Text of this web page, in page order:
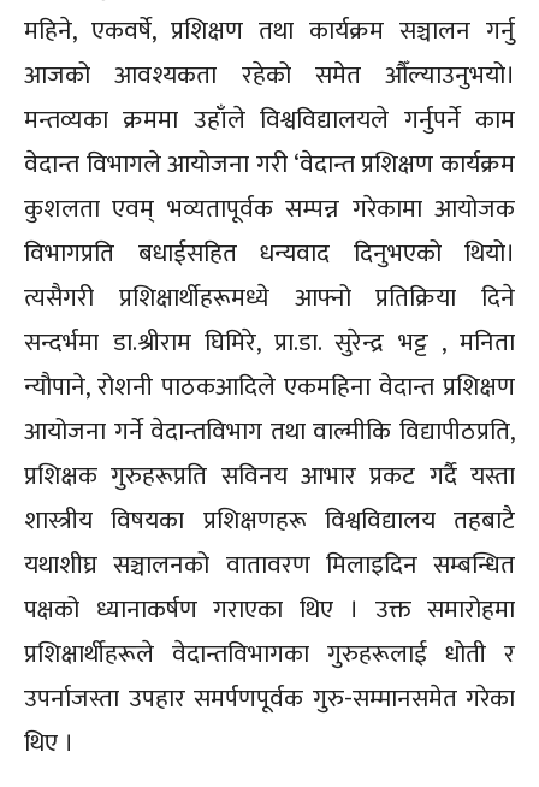
महिने, एकवर्षे, प्रशिक्षण तथा कार्यक्रम सञ्चालन गर्नु
आजको आवश्यकता रहेको समेत औँल्याउनुभयो।
मन्तव्यका क्रममा उहाँले विश्वविद्यालयले गर्नुपर्ने काम
वेदान्त विभागले आयोजना गरी ‘वेदान्त प्रशिक्षण कार्यक्रम
कुशलता एवम् भव्यतापूर्वक सम्पन्न गरेकामा आयोजक
विभागप्रति बधाईसहित धन्यवाद दिनुभएको थियो।
त्यसैगरी प्रशिक्षार्थीहरूमध्ये आफ्नो प्रतिक्रिया दिने
सन्दर्भमा डा.श्रीराम घिमिरे, प्रा.डा. सुरेन्द्र भट्ट , मनिता
न्यौपाने, रोशनी पाठकआदिले एकमहिना वेदान्त प्रशिक्षण
आयोजना गर्ने वेदान्तविभाग तथा वाल्मीकि विद्यापीठप्रति,
प्रशिक्षक गुरुहरूप्रति सविनय आभार प्रकट गर्दै यस्ता
शास्त्रीय विषयका प्रशिक्षणहरू विश्वविद्यालय तहबाटै
यथाशीघ्र सञ्चालनको वातावरण मिलाइदिन सम्बन्धित
पक्षको ध्यानाकर्षण गराएका थिए । उक्त समारोहमा
प्रशिक्षार्थीहरूले वेदान्तविभागका गुरुहरूलाई धोती र
उपर्नाजस्ता उपहार समर्पणपूर्वक गुरु-सम्मानसमेत गरेका
थिए ।